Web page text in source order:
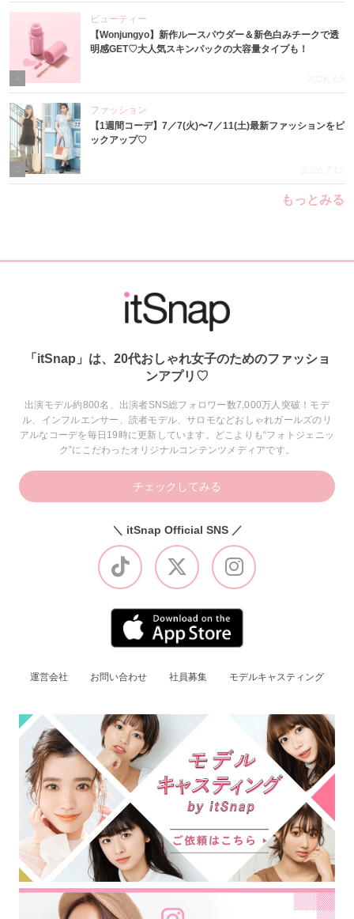
4
ビューティー
【Wonjungyo】新作ルースパウダー＆新色白みチークで透
明感GET♡大人気スキンパックの大容量タイプも！
2026.7.9
ファッション
【1週間コーデ】7／7(火)〜7／11(土)最新ファッションをピ
ックアップ♡
2026.7.15
もっとみる
「itSnap」は、20代おしゃれ女子のためのファッショ
ンアプリ♡
出演モデル約800名、出演者SNS総フォロワー数7,000万人突破！モデ
ル、インフルエンサー、読者モデル、サロモなどおしゃれガールズのリ
アルなコーデを毎日19時に更新しています。どこよりも“フォトジェニッ
ク”にこだわったオリジナルコンテンツメディアです。
チェックしてみる
＼ itSnap Official SNS ／
運営会社 お問い合わせ 社員募集 モデルキャスティング